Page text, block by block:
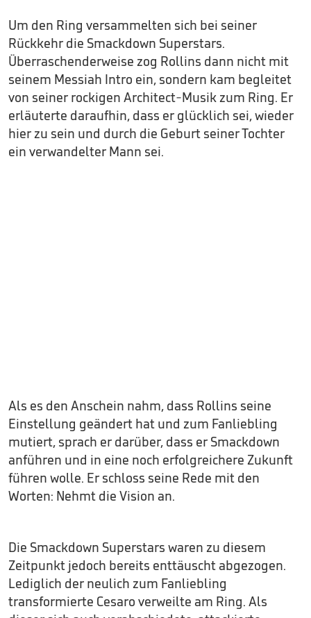
Um den Ring versammelten sich bei seiner
Rückkehr die Smackdown Superstars.
Überraschenderweise zog Rollins dann nicht mit
seinem Messiah Intro ein, sondern kam begleitet
von seiner rockigen Architect-Musik zum Ring. Er
erläuterte daraufhin, dass er glücklich sei, wieder
hier zu sein und durch die Geburt seiner Tochter
ein verwandelter Mann sei.
Als es den Anschein nahm, dass Rollins seine
Einstellung geändert hat und zum Fanliebling
mutiert, sprach er darüber, dass er Smackdown
anführen und in eine noch erfolgreichere Zukunft
führen wolle. Er schloss seine Rede mit den
Worten: Nehmt die Vision an.
Die Smackdown Superstars waren zu diesem
Zeitpunkt jedoch bereits enttäuscht abgezogen.
Lediglich der neulich zum Fanliebling
transformierte Cesaro verweilte am Ring. Als